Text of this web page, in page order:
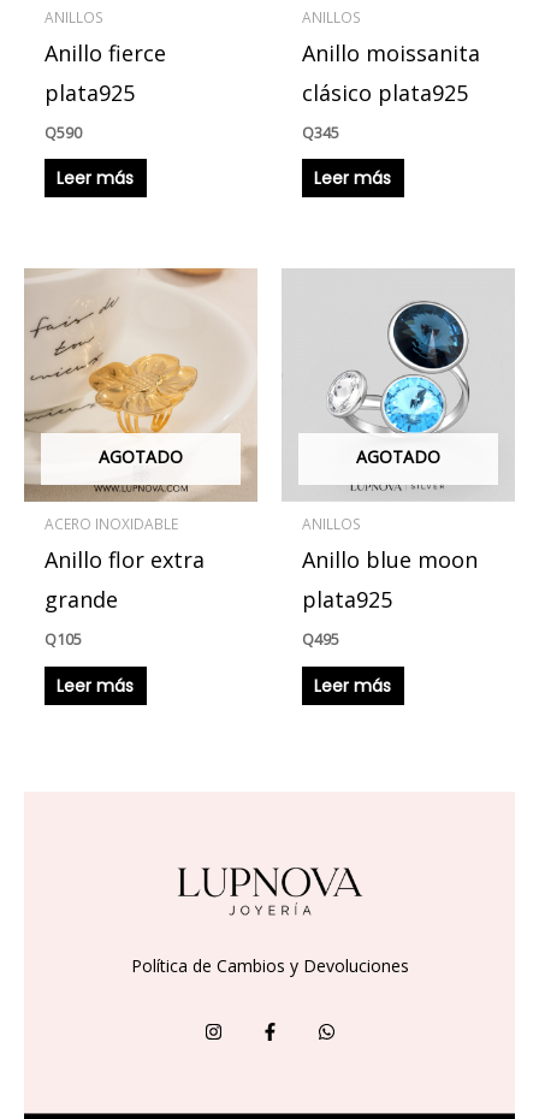
ANILLOS
Anillo fierce
plata925
Q590
Leer más
ANILLOS
Anillo moissanita
clásico plata925
Q345
Leer más
AGOTADO
ACERO INOXIDABLE
Anillo flor extra
grande
Q105
Leer más
AGOTADO
ANILLOS
Anillo blue moon
plata925
Q495
Leer más
Política de Cambios y Devoluciones